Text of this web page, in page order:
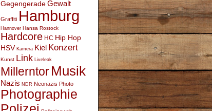
GegengeradeGewalt
Graffiti Hamburg
Hannover Hansa Rostock
Hardcore HC Hip Hop
HSV Kamera Kiel Konzert
Kunst Link Liveleak
Millerntor Musik
Nazis NDR Neonazis Photo
Photographie